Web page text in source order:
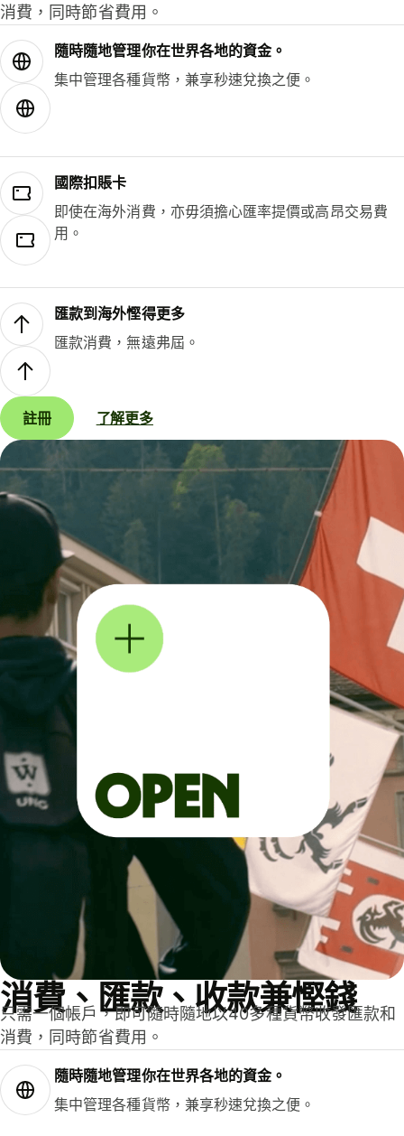
消費，同時節省費用。
隨時隨地管理你在世界各地的資金。
集中管理各種貨幣，兼享秒速兌換之便。
國際扣賬卡
即使在海外消費，亦毋須擔心匯率提價或高昂交易費
用。
匯款到海外慳得更多
匯款消費，無遠弗屆。
註冊 了解更多
消費、匯款、收款兼慳錢
只需一個帳戶，即可隨時隨地以40多種貨幣收發匯款和
消費，同時節省費用。
隨時隨地管理你在世界各地的資金。
集中管理各種貨幣，兼享秒速兌換之便。